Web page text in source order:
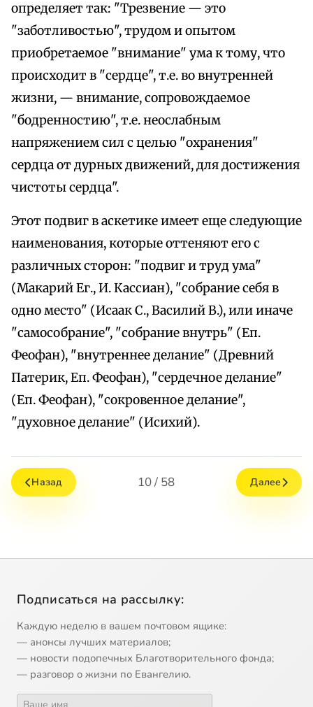
определяет так: "Трезвение — это
"заботливостью", трудом и опытом
приобретаемое "внимание" ума к тому, что
происходит в "сердце", т.е. во внутренней
жизни, — внимание, сопровождаемое
"бодренностию", т.е. неослабным
напряжением сил с целью "охранения"
сердца от дурных движений, для достижения
чистоты сердца".
Этот подвиг в аскетике имеет еще следующие
наименования, которые оттеняют его с
различных сторон: "подвиг и труд ума"
(Макарий Ег., И. Кассиан), "собрание себя в
одно место" (Исаак С., Василий В.), или иначе
"самособрание", "собрание внутрь" (Еп.
Феофан), "внутреннее делание" (Древний
Патерик, Еп. Феофан), "сердечное делание"
(Еп. Феофан), "сокровенное делание",
"духовное делание" (Исихий).
Назад 10 / 58 Далее
Подписаться на рассылку:
Каждую неделю в вашем почтовом ящике:
— анонсы лучших материалов;
— новости подопечных Благотворительного фонда;
— разговор о жизни по Евангелию.